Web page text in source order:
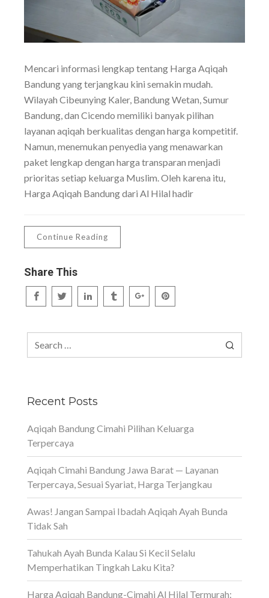
Mencari informasi lengkap tentang Harga Aqiqah
Bandung yang terjangkau kini semakin mudah.
Wilayah Cibeunying Kaler, Bandung Wetan, Sumur
Bandung, dan Cicendo memiliki banyak pilihan
layanan aqiqah berkualitas dengan harga kompetitif.
Namun, menemukan penyedia yang menawarkan
paket lengkap dengan harga transparan menjadi
prioritas setiap keluarga Muslim. Oleh karena itu,
Harga Aqiqah Bandung dari Al Hilal hadir
Continue Reading
Share This
Recent Posts
Aqiqah Bandung Cimahi Pilihan Keluarga
Terpercaya
Aqiqah Cimahi Bandung Jawa Barat — Layanan
Terpercaya, Sesuai Syariat, Harga Terjangkau
Awas! Jangan Sampai Ibadah Aqiqah Ayah Bunda
Tidak Sah
Tahukah Ayah Bunda Kalau Si Kecil Selalu
Memperhatikan Tingkah Laku Kita?
Harga Aqiqah Bandung-Cimahi Al Hilal Termurah: